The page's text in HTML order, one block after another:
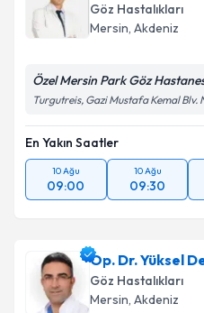
E-posta Adresiniz
Kişisel verilerimin
Metni'ni okudum ve
kapsamda
Takvim
Göz Hastalıkları
Mersin, Akdeniz
Özel Mersin Park Göz
Turgutreis, Gazi Mustafa Kemal
En Yakın Saatler
10 Ağu
09:00
10 Ağu
09:30
Op. Dr. Yüksel
Göz Hastalıkları
Mersin, Akdeniz